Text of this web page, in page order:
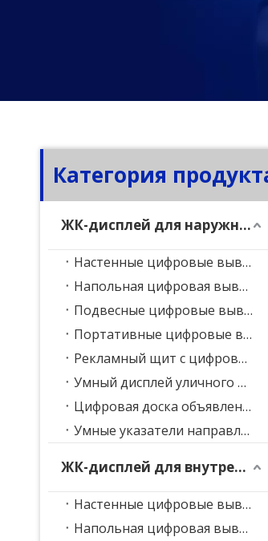
Категория
ЖК-дисплей для наружной рекламы
Настенные цифровые вывески
Напольная цифровая вывеска
Подвесные цифровые вывески
Портативные цифровые вывески
Рекламный щит с цифровым рюкзаком
Умный дисплей уличного фонаря
Цифровая доска объявлений
Умные указатели направления
ЖК-дисплей для внутренней рекламы
Настенные цифровые вывески
Напольная цифровая вывеска